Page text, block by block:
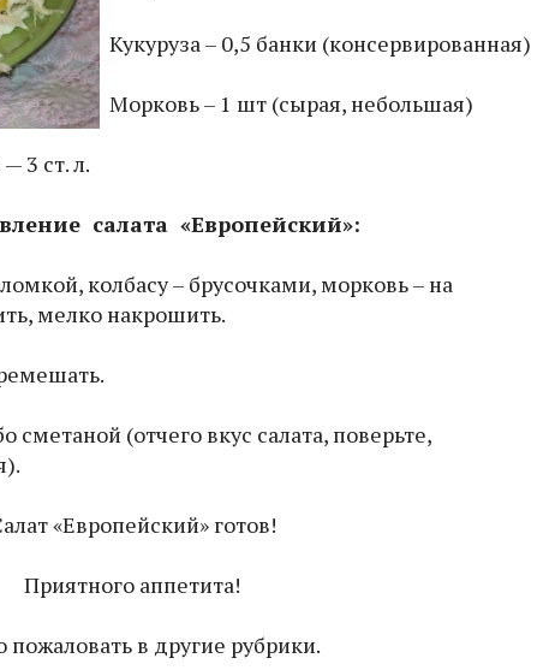
Кукуруза – 0,5 банки (консервированная)
Морковь – 1 шт (сырая, небольшая)
3 ст. л.
салата «Европейский»:
колбасу – брусочками, морковь – на
мелко накрошить.
(отчего вкус салата, поверьте,
«Европейский» готов!
Приятного аппетита!
пожаловать в другие рубрики.